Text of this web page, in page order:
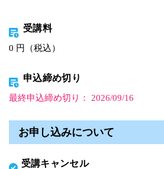
受講料
0 円（税込）
申込締め切り
最終申込締め切り： 2026/09/16
お申し込みについて
受講キャンセル